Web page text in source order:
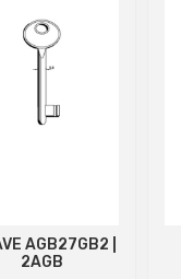
AGB27GB2 |
2AGB